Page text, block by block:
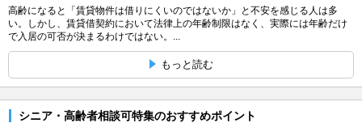
高齢になると「賃貸物件は借りにくいのではないか」と不安を感じる人は多
い。しかし、賃貸借契約において法律上の年齢制限はなく、実際には年齢だけ
で入居の可否が決まるわけではない。...
もっと読む
シニア・高齢者相談可特集のおすすめポイント